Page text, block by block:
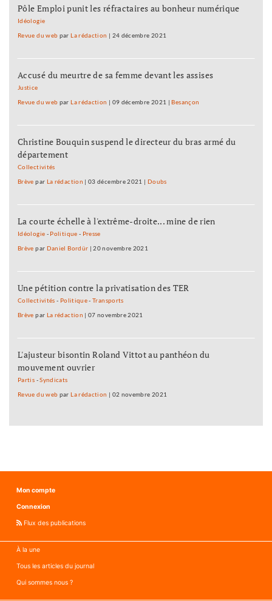
Pôle Emploi punit les réfractaires au bonheur numérique
Idéologie
Revue du web parLa rédaction | 24 décembre 2021
Accusé du meurtre de sa femme devant les assises
Justice
Revue du web parLa rédaction | 09 décembre 2021 |Besançon
Christine Bouquin suspend le directeur du bras armé du
département
Collectivités
Brève par La rédaction |03 décembre 2021 | Doubs
La courte échelle à l'extrême-droite... mine de rien
Idéologie - Politique - Presse
Brève par Daniel Bordür |20 novembre 2021
Une pétition contre la privatisation des TER
Collectivités - Politique-Transports
Brève par La rédaction |07 novembre 2021
L'ajusteur bisontin Roland Vittot au panthéon du
mouvement ouvrier
Partis -Syndicats
Revue du web parLa rédaction | 02 novembre 2021
Mon compte
Connexion
Flux des publications
À la une
Tous les articles du journal
Qui sommes nous ?